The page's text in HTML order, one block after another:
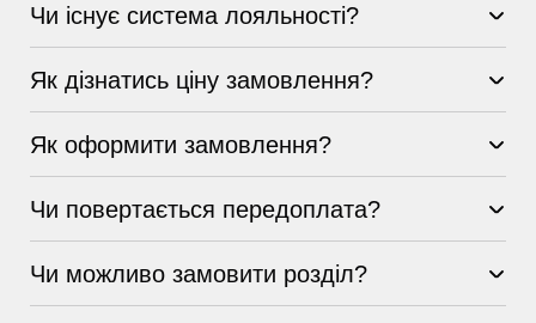
Чи існує система лояльності?
Як дізнатись ціну замовлення?
Як оформити замовлення?
Чи повертається передоплата?
Чи можливо замовити розділ?